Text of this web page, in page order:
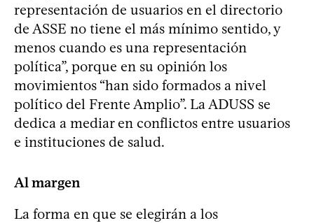
representación de usuarios en el directorio
de ASSE no tiene el más mínimo sentido, y
menos cuando es una representación
política”, porque en su opinión los
movimientos “han sido formados a nivel
político del Frente Amplio”. La ADUSS se
dedica a mediar en conflictos entre usuarios
e instituciones de salud.
Al margen
La forma en que se elegirán a los